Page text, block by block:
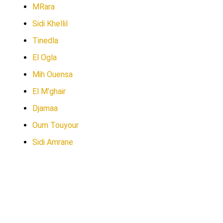
MRara
Sidi Khellil
Tinedla
El Ogla
Mih Ouensa
El M’ghair
Djamaa
Oum Touyour
Sidi Amrane